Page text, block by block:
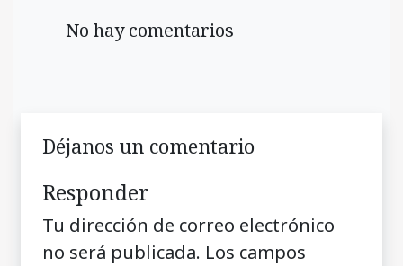
No hay comentarios
Déjanos un comentario
Responder
Tu dirección de correo electrónico
no será publicada. Los campos